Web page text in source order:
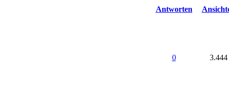
Antworten
0 3.444